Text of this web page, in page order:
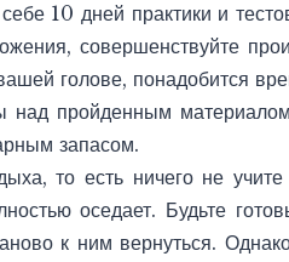
10 дней практики и
совершенствуйте
голове, понадобится
над пройденным
запасом.
то есть ничего не
оседает. Будьте
к ним вернуться.